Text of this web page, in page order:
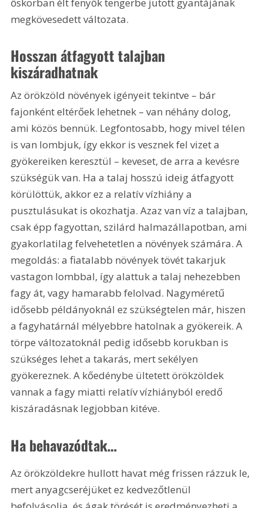
megkövesedett változata.
Hosszan átfagyott talajban
kiszáradhatnak
Az örökzöld növények igényeit tekintve – bár
fajonként eltérőek lehetnek – van néhány dolog,
ami közös bennük. Legfontosabb, hogy mivel télen
is van lombjuk, így ekkor is vesznek fel vizet a
gyökereiken keresztül – keveset, de arra a kevésre
szükségük van. Ha a talaj hosszú ideig átfagyott
körülöttük, akkor ez a relatív vízhiány a
pusztulásukat is okozhatja. Azaz van víz a talajban,
csak épp fagyottan, szilárd halmazállapotban, ami
gyakorlatilag felvehetetlen a növények számára. A
megoldás: a fiatalabb növények tövét takarjuk
vastagon lombbal, így alattuk a talaj nehezebben
fagy át, vagy hamarabb felolvad. Nagyméretű
idősebb példányoknál ez szükségtelen már, hiszen
a fagyhatárnál mélyebbre hatolnak a gyökereik. A
törpe változatoknál pedig idősebb korukban is
szükséges lehet a takarás, mert sekélyen
gyökereznek. A kőedénybe ültetett örökzöldek
vannak a fagy miatti relatív vízhiányból eredő
kiszáradásnak legjobban kitéve.
Ha behavazódtak…
Az örökzöldekre hullott havat még frissen rázzuk le,
mert anyagcseréjüket ez kedvezőtlenül